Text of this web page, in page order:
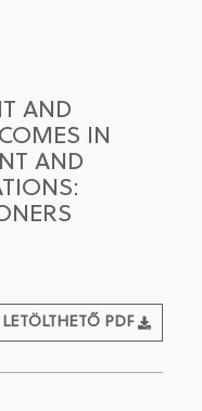
AND
IN
AND
LETÖLTHETŐ PDF